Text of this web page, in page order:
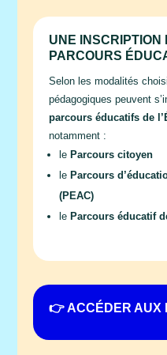
UNE INSCRIPTION
PARCOURS
Selon les modalités
pédagogiques peuvent
parcours éducatifs de
notamment :
le Parcours citoyen
le Parcours
(PEAC)
le Parcours éducatif
👉 ACCÉDER AUX